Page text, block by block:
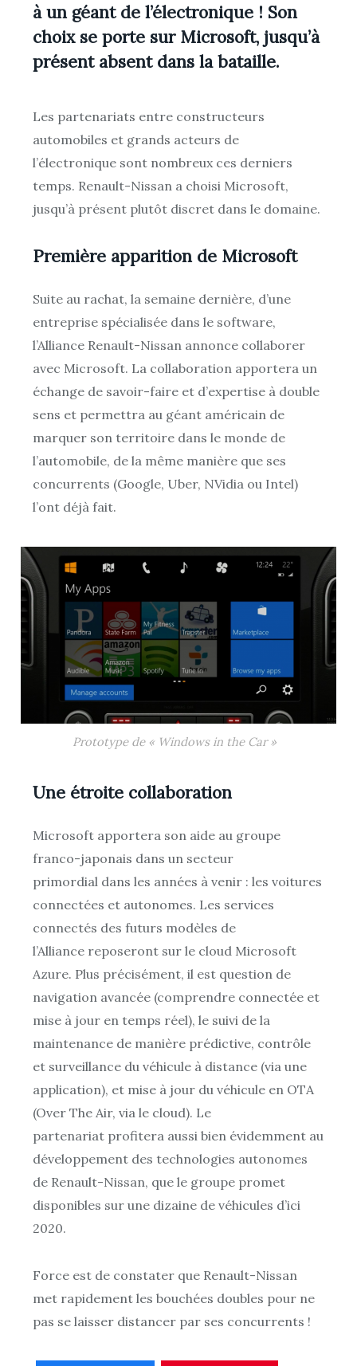
à un géant de l’électronique ! Son
choix se porte sur Microsoft, jusqu’à
présent absent dans la bataille.
Les partenariats entre constructeurs
automobiles et grands acteurs de
l’électronique sont nombreux ces derniers
temps. Renault-Nissan a choisi Microsoft,
jusqu’à présent plutôt discret dans le domaine.
Première apparition de Microsoft
Suite au rachat, la semaine dernière, d’une
entreprise spécialisée dans le software,
l’Alliance Renault-Nissan annonce collaborer
avec Microsoft. La collaboration apportera un
échange de savoir-faire et d’expertise à double
sens et permettra au géant américain de
marquer son territoire dans le monde de
l’automobile, de la même manière que ses
concurrents (Google, Uber, NVidia ou Intel)
l’ont déjà fait.
Prototype de « Windows in the Car »
Une étroite collaboration
Microsoft apportera son aide au groupe
franco-japonais dans un secteur
primordial dans les années à venir : les voitures
connectées et autonomes. Les services
connectés des futurs modèles de
l’Alliance reposeront sur le cloud Microsoft
Azure. Plus précisément, il est question de
navigation avancée (comprendre connectée et
mise à jour en temps réel), le suivi de la
maintenance de manière prédictive, contrôle
et surveillance du véhicule à distance (via une
application), et mise à jour du véhicule en OTA
(Over The Air, via le cloud). Le
partenariat profitera aussi bien évidemment au
développement des technologies autonomes
de Renault-Nissan, que le groupe promet
disponibles sur une dizaine de véhicules d’ici
2020.
Force est de constater que Renault-Nissan
met rapidement les bouchées doubles pour ne
pas se laisser distancer par ses concurrents !